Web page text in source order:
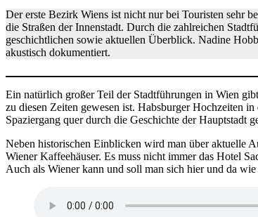
Der erste Bezirk Wiens ist nicht nur bei Touristen sehr
die Straßen der Innenstadt. Durch die zahlreichen
geschichtlichen sowie aktuellen Überblick. Nadine
akustisch dokumentiert.
Ein natürlich großer Teil der Stadtführungen in Wien
zu diesen Zeiten gewesen ist. Habsburger Hochzeiten
Spaziergang quer durch die Geschichte der
Neben historischen Einblicken wird man über aktuelle
Wiener Kaffeehäuser. Es muss nicht immer das Hotel
Auch als Wiener kann und soll man sich hier und da